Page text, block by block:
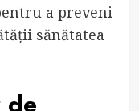
a preveni
sănătatea
de